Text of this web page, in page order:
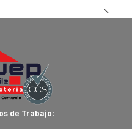
de Trabajo: